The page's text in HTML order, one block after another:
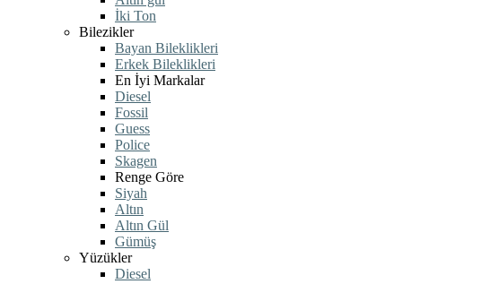
İki Ton
Bilezikler
Bayan Bileklikleri
Erkek Bileklikleri
En İyi Markalar
Diesel
Fossil
Guess
Police
Skagen
Renge Göre
Siyah
Altın
Altın Gül
Gümüş
Yüzükler
Diesel